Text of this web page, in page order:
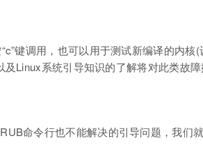
键调用，也可以用于测试新编译的内核(
Linux系统引导知识的了解将对此类故障
命令行也不能解决的引导问题，我们